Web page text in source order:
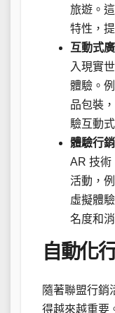
旅遊。
特性，
互動式廣
入現實
體驗。
品包裝
驗互動
體驗行銷
AR 技術
活動，
虛擬體
名度和
自動化
隨著聯盟行銷
得越來越重要